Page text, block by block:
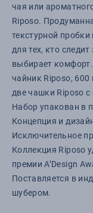
чая или
Riposo.
текстурной
для тех, кто
выбирает
чайник Riposo, 600
две чашки Riposo
Набор упакован в
Концепция и
Исключительное
Коллекция Riposo
премии A’Design
Поставляется в
шубером.